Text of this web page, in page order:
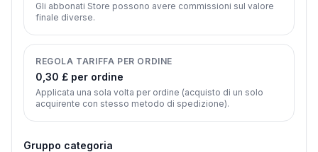
Gli abbonati Store possono avere commissioni sul valore
finale diverse.
REGOLA TARIFFA PER ORDINE
0,30 £ per ordine
Applicata una sola volta per ordine (acquisto di un solo
acquirente con stesso metodo di spedizione).
Gruppo categoria